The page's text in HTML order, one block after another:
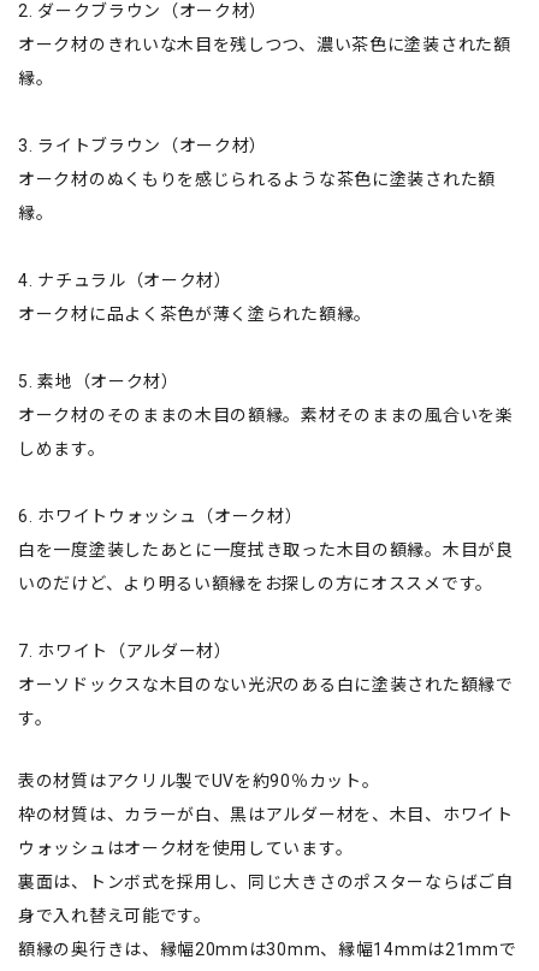
2. ダークブラウン（オーク材）
オーク材のきれいな木目を残しつつ、濃い茶色に塗装された額
縁。
3. ライトブラウン（オーク材）
オーク材のぬくもりを感じられるような茶色に塗装された額
縁。
4. ナチュラル（オーク材）
オーク材に品よく茶色が薄く塗られた額縁。
5. 素地（オーク材）
オーク材のそのままの木目の額縁。素材そのままの風合いを楽
しめます。
6. ホワイトウォッシュ（オーク材）
白を一度塗装したあとに一度拭き取った木目の額縁。木目が良
いのだけど、より明るい額縁をお探しの方にオススメです。
7. ホワイト（アルダー材）
オーソドックスな木目のない光沢のある白に塗装された額縁で
す。
表の材質はアクリル製でUVを約90％カット。
枠の材質は、カラーが白、黒はアルダー材を、木目、ホワイト
ウォッシュはオーク材を使用しています。
裏面は、トンボ式を採用し、同じ大きさのポスターならばご自
身で入れ替え可能です。
額縁の奥行きは、縁幅20mmは30mm、縁幅14mmは21mmで